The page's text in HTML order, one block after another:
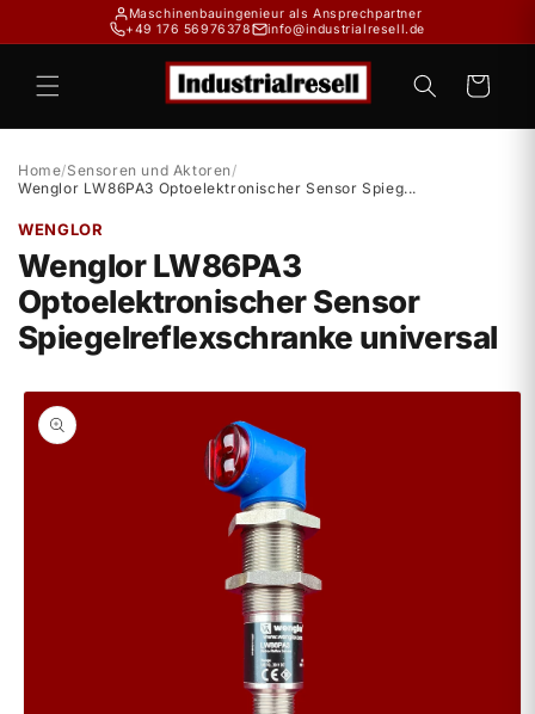
Inhalt
Maschinenbauingenieur als Ansprechpartner
+49 176 56976378
info@industrialresell.de
Warenkorb
Home/Sensoren und Aktoren/
Wenglor LW86PA3 Optoelektronischer Sensor Spieg...
WENGLOR
Wenglor LW86PA3
Optoelektronischer Sensor
Spiegelreflexschranke universal